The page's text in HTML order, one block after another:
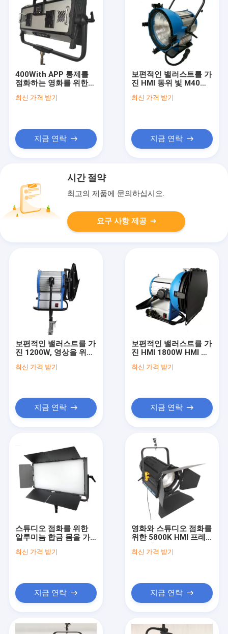
400With APP 통제를
점화하는 영화를 위한
LED 은은한 불빛 패널
최신 가격 받기
지금 연락
보편적인 밸러스트를 가
진 HMI 동위 빛 M40
적인 영화
최신 가격 받기
지금 연락
시간 절약
최고의 제품에 문의하십시오.
요구 사항 제공
보편적인 밸러스트를 가
진 1200W, 영상을 위한
스튜디오에 의하여 HMI
최신 가격 받기
지금 연락
보편적인 밸러스트를 가
진 HMI 1800W HMI 동
업적인 영화
최신 가격 받기
지금 연락
스튜디오 점화를 위한
알루미늄 합금 몸을 가
LED 영화 빛 은은한 불
최신 가격 받기
지금 연락
영화와 스튜디오 점화를
위한 5800K HMI 프레
TLCI>97
최신 가격 받기
지금 연락